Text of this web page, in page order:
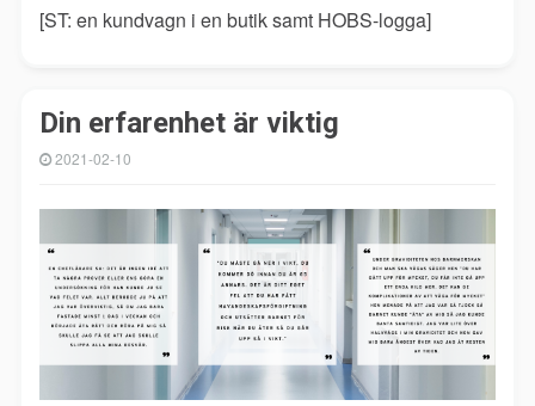
[ST: en kundvagn i en butik samt HOBS-logga]
Din erfarenhet är viktig
2021-02-10